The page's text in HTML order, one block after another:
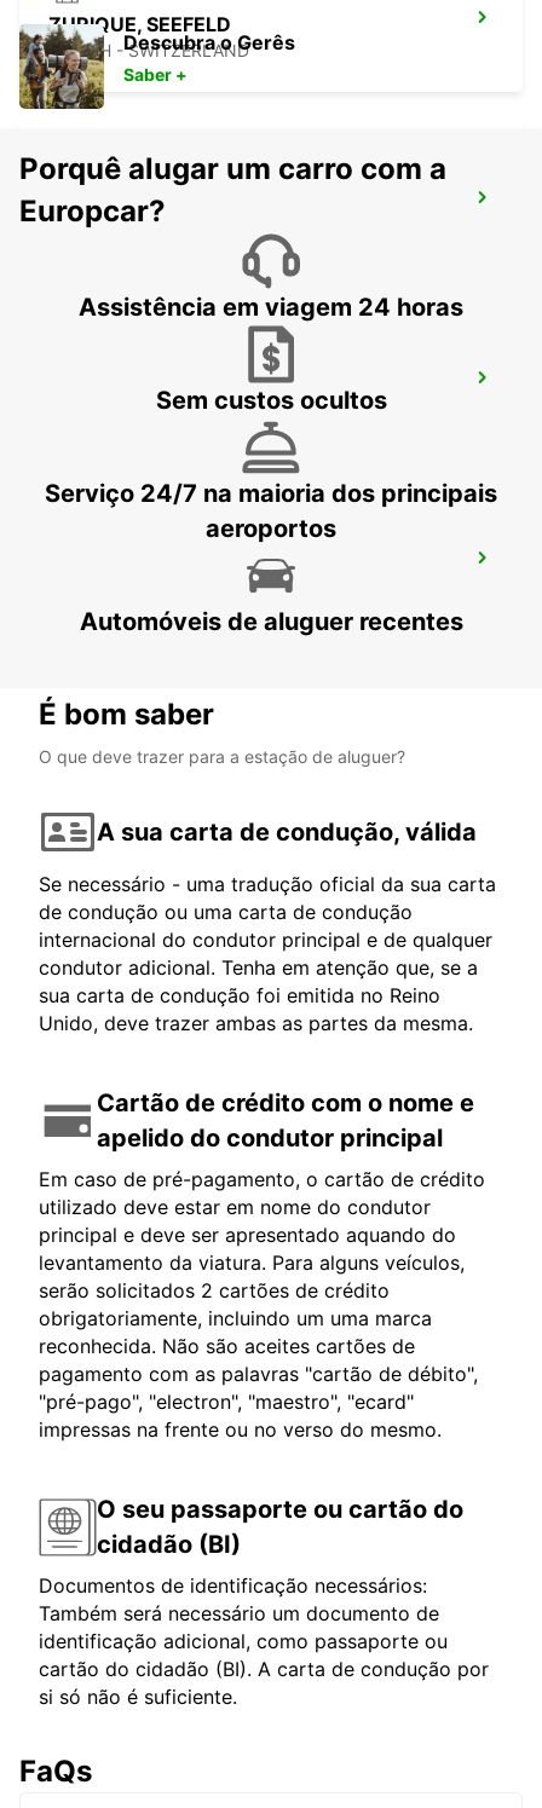
ZURIQUE, SEEFELD
ZURICH - SWITZERLAND
ZURIQUE, ALTSTETTEN
ZURICH - SWITZERLAND
AARAU-OBERENTFELDEN
OBERENTFELDEN - SWITZERLAND
ZURIQUE, SCHLIEREN, AMAG
SCHLIEREN - SWITZERLAND
Descubra o Gerês
Saber +
Porquê alugar um carro com a
Europcar?
Assistência em viagem 24 horas
Sem custos ocultos
Serviço 24/7 na maioria dos principais
aeroportos
Automóveis de aluguer recentes
É bom saber
O que deve trazer para a estação de aluguer?
A sua carta de condução, válida
Se necessário - uma tradução oficial da sua carta
de condução ou uma carta de condução
internacional do condutor principal e de qualquer
condutor adicional. Tenha em atenção que, se a
sua carta de condução foi emitida no Reino
Unido, deve trazer ambas as partes da mesma.
Cartão de crédito com o nome e
apelido do condutor principal
Em caso de pré-pagamento, o cartão de crédito
utilizado deve estar em nome do condutor
principal e deve ser apresentado aquando do
levantamento da viatura. Para alguns veículos,
serão solicitados 2 cartões de crédito
obrigatoriamente, incluindo um uma marca
reconhecida. Não são aceites cartões de
pagamento com as palavras "cartão de débito",
"pré-pago", "electron", "maestro", "ecard"
impressas na frente ou no verso do mesmo.
O seu passaporte ou cartão do
cidadão (BI)
Documentos de identificação necessários:
Também será necessário um documento de
identificação adicional, como passaporte ou
cartão do cidadão (BI). A carta de condução por
si só não é suficiente.
FaQs